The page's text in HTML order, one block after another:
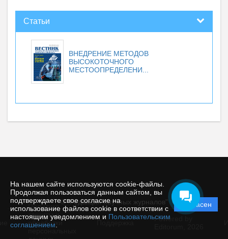
На нашем сайте используются cookie-файлы.
Продолжая пользоваться данным сайтом, вы
подтверждаете свое согласие на
использование файлов cookie в соответствии с
настоящим уведомлением и Пользовательским
соглашением
Согласен
Статьи
ВНЕДРЕНИЕ МЕТОДОВ
ВЫСОКОТОЧНОГО
МЕСТООПРЕДЕЛЕНИ...
© "Редакция научных журналов"
Политика
защиты и
обработки
Powered by